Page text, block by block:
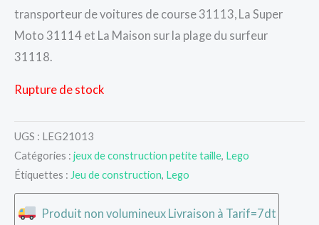
transporteur de voitures de course 31113, La Super
Moto 31114 et La Maison sur la plage du surfeur
31118.
Rupture de stock
UGS : LEG21013
Catégories : jeux de construction petite taille, Lego
Étiquettes : Jeu de construction, Lego
Produit non volumineux Livraison à Tarif=7dt